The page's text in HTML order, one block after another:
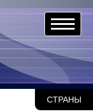
СТРАНЫ